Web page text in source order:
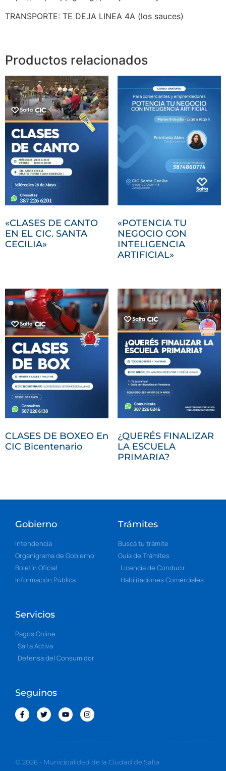
TRANSPORTE: TE DEJA LINEA 4A (los sauces)
Productos relacionados
«CLASES DE CANTO
EN EL CIC. SANTA
CECILIA»
«POTENCIA TU
NEGOCIO CON
INTELIGENCIA
ARTIFICIAL»
CLASES DE BOXEO En
CIC Bicentenario
¿QUERÉS FINALIZAR
LA ESCUELA
PRIMARIA?
Gobierno
Intendencia
Organigrama de Gobierno
Boletín Oficial
Información Pública
Trámites
Buscá tu trámite
Guía de Trámites
Licencia de Conducir
Habilitaciones Comerciales
Servicios
Pagos Online
Salta Activa
Defensa del Consumidor
Seguinos
© 2026 - Municipalidad de la Ciudad de Salta